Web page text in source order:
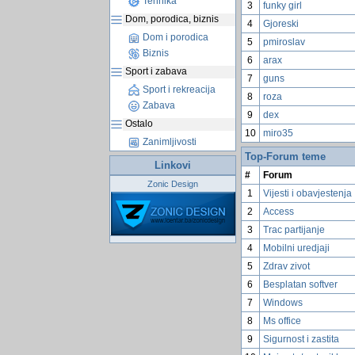
Dom, porodica, biznis
Dom i porodica
Biznis
Sport i zabava
Sport i rekreacija
Zabava
Ostalo
Zanimljivosti
Linkovi
Zonic Design
3
funky girl
4
Gjoreski
5
pmiroslav
6
arax
7
guns
8
roza
9
dex
10
miro35
Top-Forum teme
#
Forum
1
Vijesti i obavjestenja
2
Access
3
Trac partijanje
4
Mobilni uredjaji
5
Zdrav zivot
6
Besplatan softver
7
Windows
8
Ms office
9
Sigurnost i zastita